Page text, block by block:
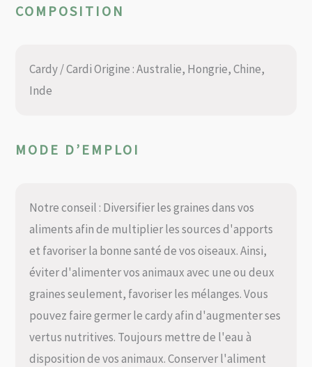
COMPOSITION
Cardy / Cardi Origine : Australie, Hongrie, Chine,
Inde
MODE D’EMPLOI
Notre conseil : Diversifier les graines dans vos
aliments afin de multiplier les sources d'apports
et favoriser la bonne santé de vos oiseaux. Ainsi,
éviter d'alimenter vos animaux avec une ou deux
graines seulement, favoriser les mélanges. Vous
pouvez faire germer le cardy afin d'augmenter ses
vertus nutritives. Toujours mettre de l'eau à
disposition de vos animaux. Conserver l'aliment